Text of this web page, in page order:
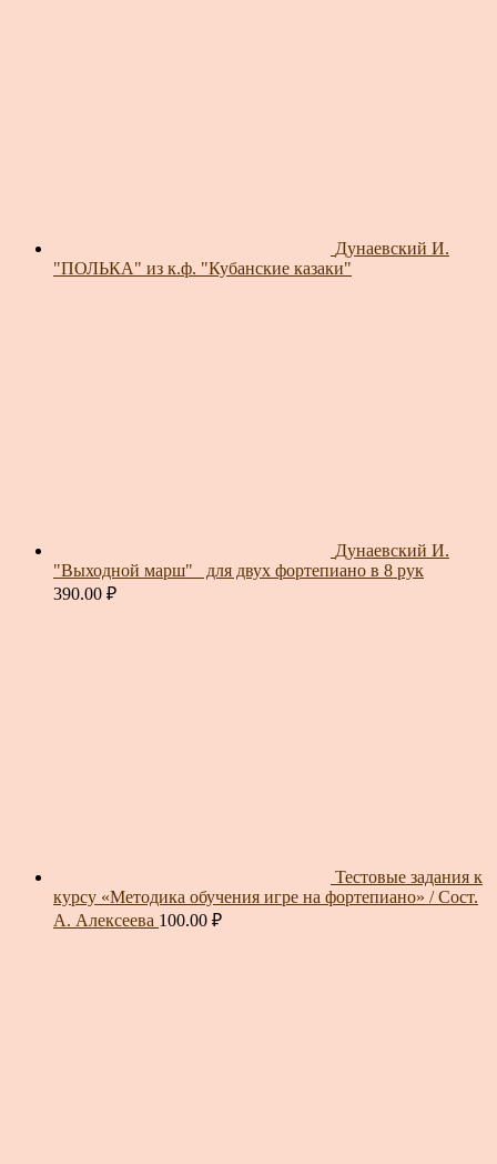
Дунаевский И.
"ПОЛЬКА" из к.ф. "Кубанские казаки"
Дунаевский И.
"Выходной марш"_ для двух фортепиано в 8 рук
390.00 ₽
Тестовые задания к
курсу «Методика обучения игре на фортепиано» / Сост.
А. Алексеева 100.00 ₽